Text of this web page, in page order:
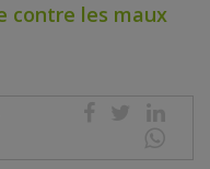
contre les maux